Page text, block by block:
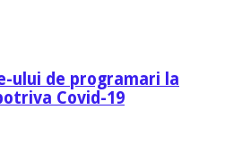
ului de programari la
Covid-19